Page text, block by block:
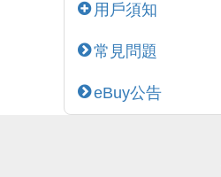
用戶須知
常見問題
eBuy公告